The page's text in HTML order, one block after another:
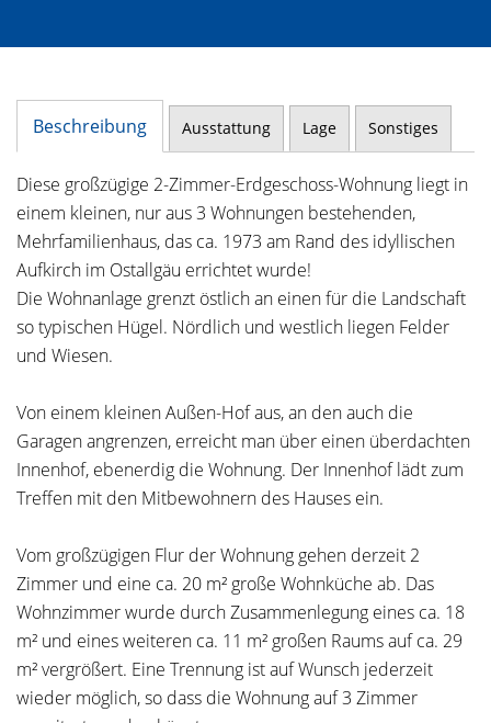
Beschreibung Ausstattung Lage Sonstiges
Diese großzügige 2-Zimmer-Erdgeschoss-Wohnung liegt in
einem kleinen, nur aus 3 Wohnungen bestehenden,
Mehrfamilienhaus, das ca. 1973 am Rand des idyllischen
Aufkirch im Ostallgäu errichtet wurde!
Die Wohnanlage grenzt östlich an einen für die Landschaft
so typischen Hügel. Nördlich und westlich liegen Felder
und Wiesen.
Von einem kleinen Außen-Hof aus, an den auch die
Garagen angrenzen, erreicht man über einen überdachten
Innenhof, ebenerdig die Wohnung. Der Innenhof lädt zum
Treffen mit den Mitbewohnern des Hauses ein.
Vom großzügigen Flur der Wohnung gehen derzeit 2
Zimmer und eine ca. 20 m² große Wohnküche ab. Das
Wohnzimmer wurde durch Zusammenlegung eines ca. 18
m² und eines weiteren ca. 11 m² großen Raums auf ca. 29
m² vergrößert. Eine Trennung ist auf Wunsch jederzeit
wieder möglich, so dass die Wohnung auf 3 Zimmer